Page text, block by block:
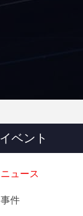
イベント
ニュース
事件